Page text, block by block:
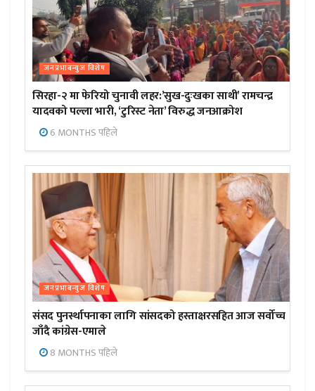
जनप्रभाबन्युज विशेष
सिरहा-२ मा फेरियो चुनावी लहर:’सुख-दुःखका साथी’ रामचन्द्र
यादवको पल्ला भारी, ‘टुरिस्ट नेता’ विरुद्ध जनआक्रोश
6 MONTHS पहिले
जनप्रभाबन्युज विशेष
संसद पुनर्स्थापनाका लागि सांसदको हस्ताक्षरसहित आज सर्वोच्च
जाँदै कांग्रेस-एमाले
8 MONTHS पहिले